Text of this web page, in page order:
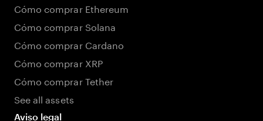
Cómo comprar Ethereum
Cómo comprar Solana
Cómo comprar Cardano
Cómo comprar XRP
Cómo comprar Tether
See all assets
Aviso legal